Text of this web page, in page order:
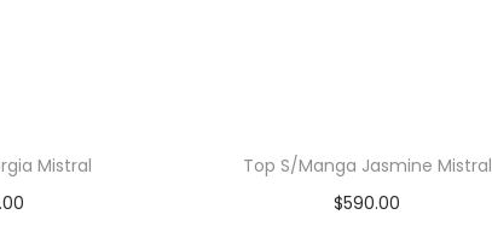
Mistral
Top S/Manga Jasmine Mistral
$590.00